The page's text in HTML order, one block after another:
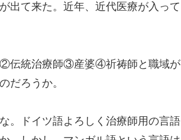
が出て来た。近年、近代医療が入って
②伝統治療師③産婆④祈祷師と職域が
だろうか。
。ドイツ語よろしく治療師用の言語